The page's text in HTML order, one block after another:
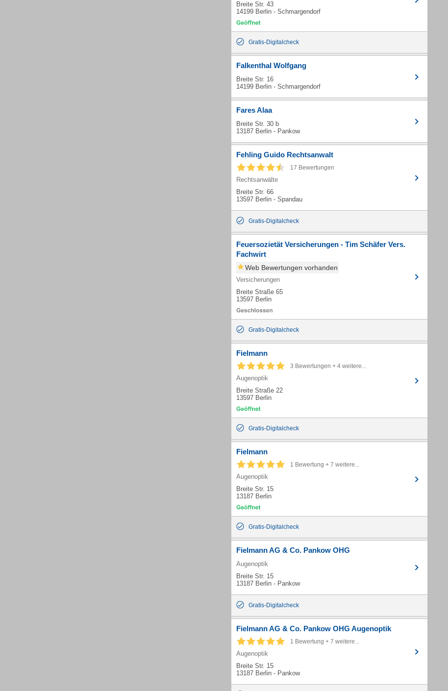
Breite Str. 43
14199 Berlin - Schmargendorf
Gratis-Digitalcheck
Falkenthal Wolfgang
Breite Str. 16
14199 Berlin - Schmargendorf
Fares Alaa
Breite Str. 30 b
13187 Berlin - Pankow
Fehling Guido Rechtsanwalt
17 Bewertungen
Rechtsanwälte
Breite Str. 66
13597 Berlin - Spandau
Gratis-Digitalcheck
Feuersozietät Versicherungen - Tim Schäfer Vers.
Fachwirt
Web Bewertungen vorhanden
Versicherungen
Breite Straße 65
13597 Berlin
Gratis-Digitalcheck
Fielmann
3 Bewertungen + 4 weitere...
Augenoptik
Breite Straße 22
13597 Berlin
Gratis-Digitalcheck
Fielmann
1 Bewertung + 7 weitere...
Augenoptik
Breite Str. 15
13187 Berlin
Gratis-Digitalcheck
Fielmann AG & Co. Pankow OHG
Augenoptik
Breite Str. 15
13187 Berlin - Pankow
Gratis-Digitalcheck
Fielmann AG & Co. Pankow OHG Augenoptik
1 Bewertung + 7 weitere...
Augenoptik
Breite Str. 15
13187 Berlin - Pankow